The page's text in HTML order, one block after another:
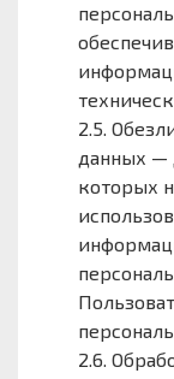
2.5.
данных —
которых
2.6.